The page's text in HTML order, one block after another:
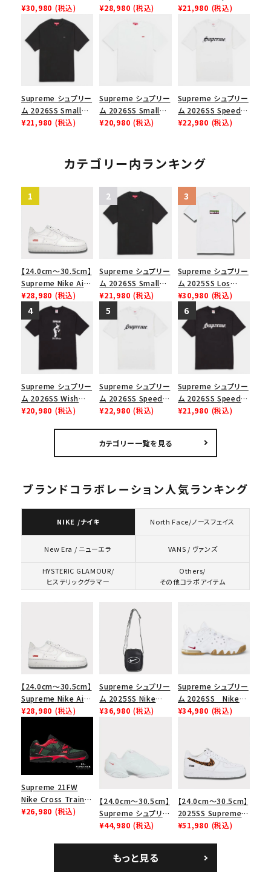
Angeles Fire Relief
Box Logo Tee ファ
イヤーリリーフボック
スロゴTシャツ ホワ
イト 白
¥30,980 (税込)
Force 1 Low シュプ
¥28,980 (税込)
Tee スピードTシャツ
¥21,980 (税込)
Supreme シュプリー
ム 2026SS Small
Box Tee スモールボ
¥21,980 (税込)
Supreme シュプリー
ム 2026SS Small
Box Tee スモールボ
¥20,980 (税込)
Supreme シュプリー
ム 2026SS Speed
Tee スピードTシャツ
¥22,980 (税込)
カテゴリー内ランキング
【24.0cm～30.5cm】
Supreme Nike Air
Force 1 Low シュプ
リーム ナイキエアフォ
ース１スニーカー シ
ューズ ホワイト
¥28,980 (税込)
Supreme シュプリー
ム 2026SS Small
Box Tee スモールボ
ックスTシャツ ブラッ
ク
¥21,980 (税込)
Supreme シュプリー
ム 2025SS Los
Angeles Fire Relief
Box Logo Tee ファ
イヤーリリーフボック
スロゴTシャツ ホワ
¥30,980 (税込)
Supreme シュプリー
ム 2026SS Wish
Tee ウィッシュTシ
¥20,980 (税込)
Supreme シュプリー
ム 2026SS Speed
Tee スピードTシャツ
¥22,980 (税込)
Supreme シュプリー
ム 2026SS Speed
Tee スピードTシャツ
¥21,980 (税込)
カテゴリー一覧を見る
ブランドコラボレーション人気ランキング
NIKE /ナイキ North Face/ノースフェイス
New Era / ニューエラ VANS / ヴァンズ
HYSTERIC GLAMOUR/
ヒステリックグラマー
Others/
その他コラボアイテム
【24.0cm～30.5cm】
Supreme Nike Air
Force 1 Low シュプ
ース１スニーカー シ
ューズ ホワイト
¥28,980 (税込)
Supreme シュプリー
ム 2025SS Nike
Leather Shoulder
¥36,980 (税込)
Supreme シュプリー
ム 2026SS Nike
SB Air Max 2 CB 94
ロー SP ホワイト
¥34,980 (税込)
Supreme 21FW
Nike Cross Trainer
Low ナイキクロスト
¥26,980 (税込)
【24.0cm～30.5cm】
Supreme シュプリー
ム 2023AW Nike
カー ホワイト 白
¥44,980 (税込)
【24.0cm～30.5cm】
2025SS Supreme
GOODENOUGH
ムグッドイナフ ナイキ
エアフォース１スニー
¥51,980 (税込)
もっと見る